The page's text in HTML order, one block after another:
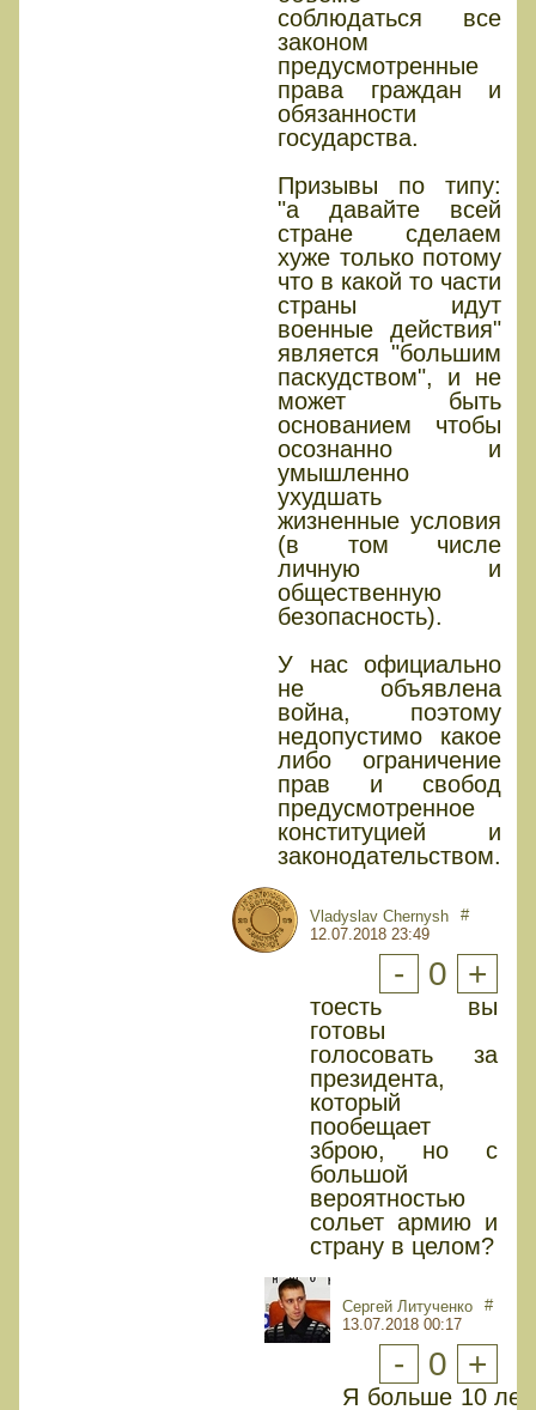
соблюдаться все
законом
предусмотренные
права граждан и
обязанности
государства.
Призывы по типу:
"а давайте всей
стране сделаем
хуже только потому
что в какой то части
страны идут
военные действия"
является "большим
паскудством", и не
может быть
основанием чтобы
осознанно и
умышленно
ухудшать
жизненные условия
(в том числе
личную и
общественную
безопасность).
У нас официально
не объявлена
война, поэтому
недопустимо какое
либо ограничение
прав и свобод
предусмотренное
конституцией и
законодательством.
Vladyslav Chernysh
12.07.2018 23:49
#
- 0 +
тоесть вы
готовы
голосовать за
президента,
который
пообещает
зброю, но с
большой
вероятностью
сольет армию и
страну в целом?
Сергей Литученко
13.07.2018 00:17
#
- 0 +
Я больше 10